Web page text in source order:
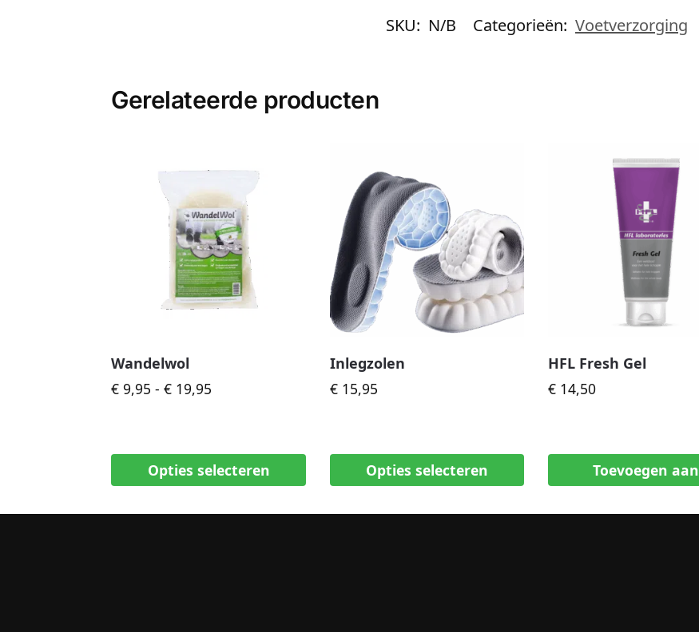
SKU: N/B Categorieën: Voetverzorging
Gerelateerde producten
Wandelwol
€ 9,95 - € 19,95
Opties selecteren
Inlegzolen
€15,95
Opties selecteren
HFL Fresh Gel
€ 14,50
Toevoegen aan